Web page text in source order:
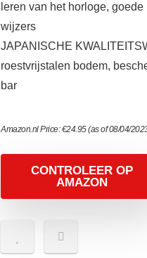
leren van het horloge,
wijzers
JAPANISCHE
roestvrijstalen bodem,
bar
Amazon.nl Price:€24.95(as of 08/04/
CONTROLEER OP
AMAZON